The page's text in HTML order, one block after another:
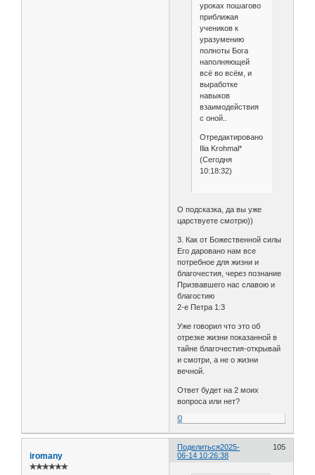
уроках пошагово
приближая
учеников к
уразумению
полноты Бога
наполняющей
всё во всём, и
выработке
навыков
взаимодействия
с оной..
Отредактировано
Ilia Krohmal*
(Сегодня
10:18:32)
О подсказка, да вы уже
царствуете смотрю))
3. Как от Божественной силы
Его даровано нам все
потребное для жизни и
благочестия, через познание
Призвавшего нас славою и
благостию
2-е Петра 1:3
Уже говорил что это об
отрезке жизни показанной в
тайне благочестия-открывай
и смотри, а не о жизни
вечной.
Ответ будет на 2 моих
вопроса или нет?
0
Поделиться 105
2025-
06-14 10:26:38
iromany
✯✯✯✯✯✯